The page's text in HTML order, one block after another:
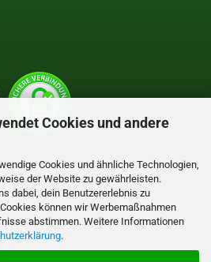
Cookies und andere
Cookies und ähnliche Technologien,
der Website zu gewährleisten.
dabei, dein Benutzererlebnis zu
können wir Werbemaßnahmen
abstimmen. Weitere Informationen
.